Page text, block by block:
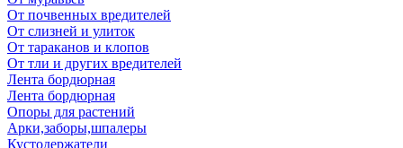
От почвенных вредителей
От слизней и улиток
От тараканов и клопов
От тли и других вредителей
Лента бордюрная
Лента бордюрная
Опоры для растений
Арки,заборы,шпалеры
Кустодержатели